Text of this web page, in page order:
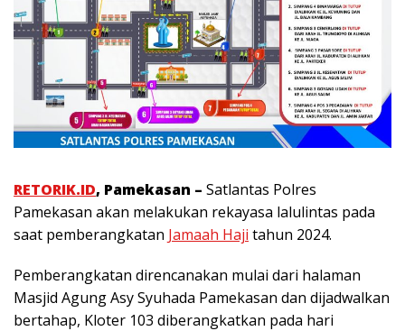
RETORIK.ID, Pamekasan – Satlantas Polres
Pamekasan akan melakukan rekayasa lalulintas pada
saat pemberangkatan Jamaah Haji tahun 2024.
Pemberangkatan direncanakan mulai dari halaman
Masjid Agung Asy Syuhada Pamekasan dan dijadwalkan
bertahap, Kloter 103 diberangkatkan pada hari